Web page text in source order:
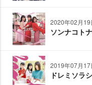
2020年02月19
ソンナコト
2019年07月17
ドレミソラ